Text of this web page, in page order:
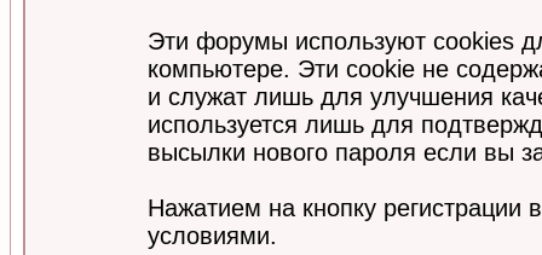
Эти форумы используют cookies
компьютере. Эти cookie не
и служат лишь для улучшения
используется лишь для
высылки нового пароля если вы
Нажатием на кнопку регистрации
условиями.